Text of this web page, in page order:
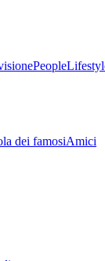
People
dei famosiAmici